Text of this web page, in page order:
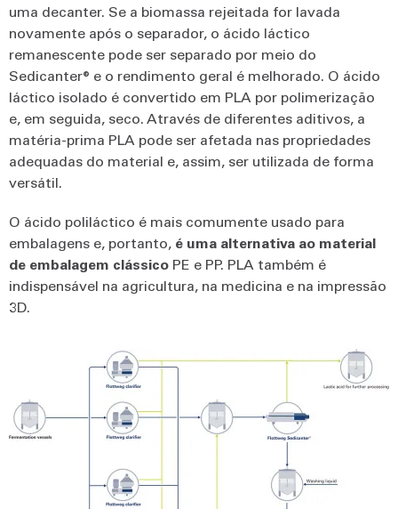
uma decanter. Se a biomassa rejeitada for lavada
novamente após o separador, o ácido láctico
remanescente pode ser separado por meio do
Sedicanter® e o rendimento geral é melhorado. O ácido
láctico isolado é convertido em PLA por polimerização
e, em seguida, seco. Através de diferentes aditivos, a
matéria-prima PLA pode ser afetada nas propriedades
adequadas do material e, assim, ser utilizada de forma
versátil.
O ácido poliláctico é mais comumente usado para
embalagens e, portanto, é uma alternativa ao material
de embalagem clássico PE e PP. PLA também é
indispensável na agricultura, na medicina e na impressão
3D.